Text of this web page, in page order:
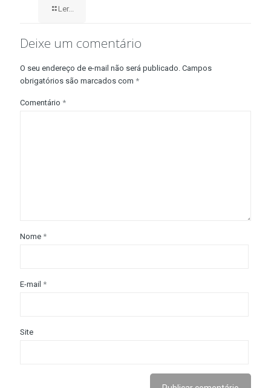
Ler...
Deixe um comentário
O seu endereço de e-mail não será publicado. Campos
obrigatórios são marcados com *
Comentário *
Nome *
E-mail *
Site